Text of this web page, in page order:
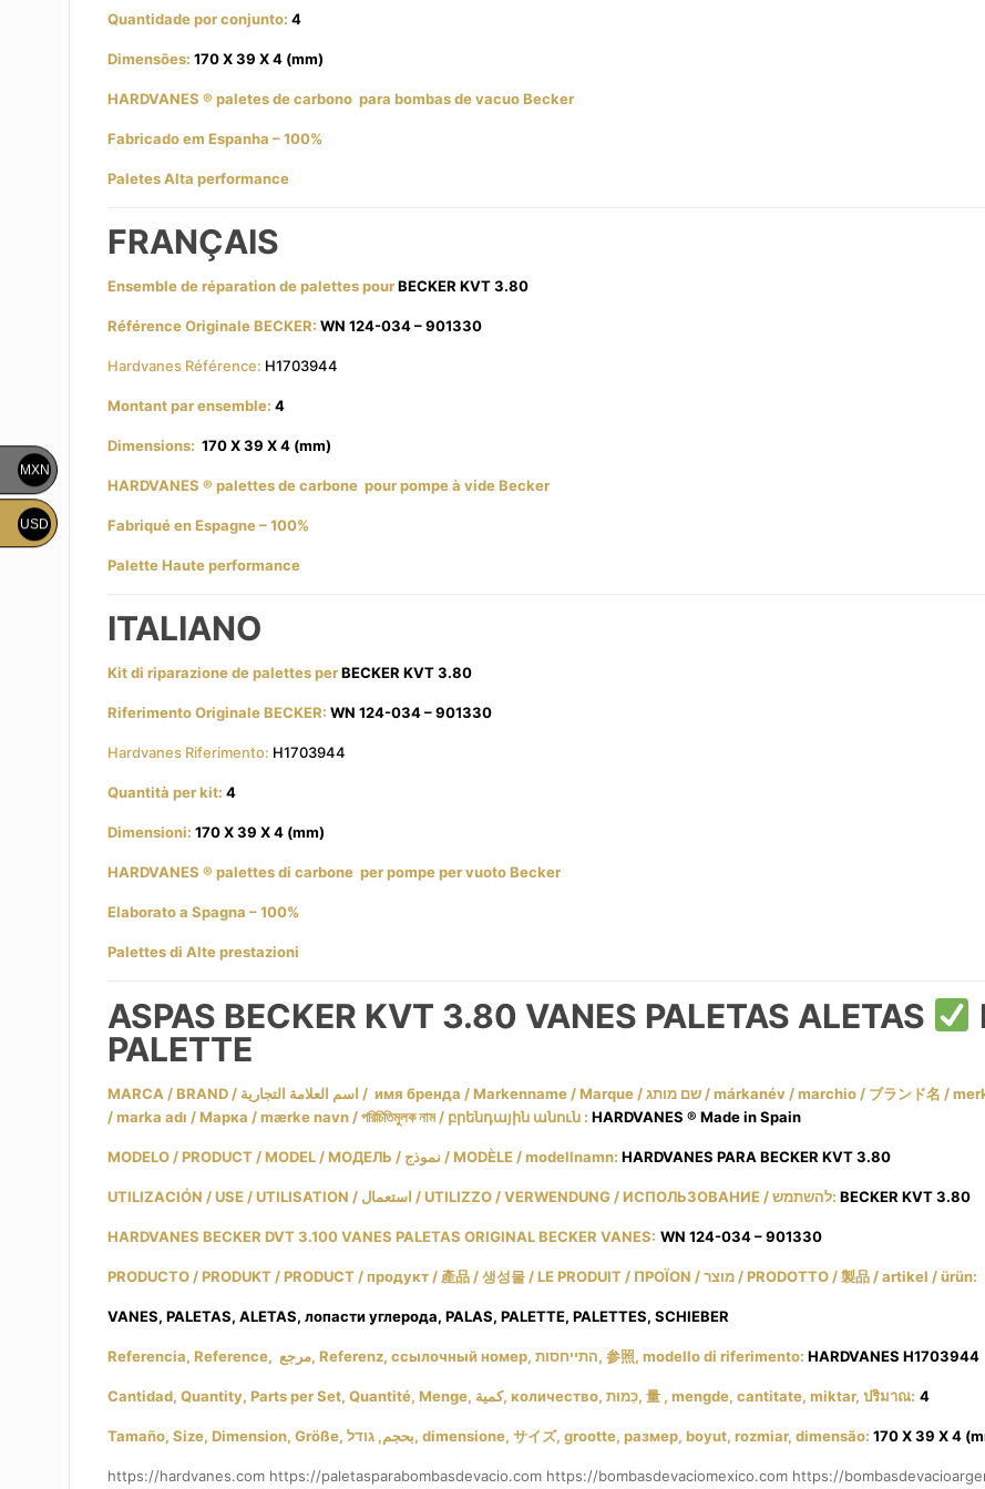
Quantidade por conjunto: 4
Dimensões:170 X 39 X 4 (mm)
HARDVANES® paletes de carbono para bombas de vacuo Becker
Fabricado em Espanha – 100%
Paletes Alta performance
FRANÇAIS
Ensemble de réparation de palettes pourBECKER KVT 3.80
Référence Originale BECKER: WN 124-034 – 901330
Hardvanes Référence: H1703944
Montant par ensemble:4
Dimensions:170 X 39 X 4 (mm)
HARDVANES® palettes de carbone pour pompe à vide Becker
Fabriqué en Espagne – 100%
Palette Haute performance
ITALIANO
Kit di riparazione de palettes perBECKER KVT 3.80
Riferimento Originale BECKER: WN 124-034 – 901330
Hardvanes Riferimento: H1703944
Quantità per kit:4
Dimensioni:170 X 39 X 4 (mm)
HARDVANES® palettes di carbone per pompe per vuoto Becker
Elaborato a Spagna – 100%
Palettes di Alte prestazioni
ASPAS BECKER KVT 3.80 VANES PALETAS ALETAS
PALETTE
MARCA / BRAND / اسم العلامة التجارية / имя бренда / Markenname / Marque / שם מותג / márkanév / marchio / ブランド名 / merknaam / Nazwa handlowa / nume de marcă / varumärke
/ marka adı / Марка / mærke navn / পরিচিতিমুলক নাম / բրենդային անուն :HARDVANES ® Made in Spain
MODELO / PRODUCT / MODEL / МОДЕЛЬ / نموذج / MODÈLE / modellnamn:HARDVANES PARA BECKER KVT 3.80
UTILIZACIÓN / USE / UTILISATION / استعمال / UTILIZZO / VERWENDUNG / ИСПОЛЬЗОВАНИЕ / להשתמש:BECKER KVT 3.80
HARDVANES BECKER DVT 3.100 VANES PALETAS ORIGINAL BECKER VANES: WN 124-034 – 901330
PRODUCTO / PRODUKT / PRODUCT / продукт / 產品 / 생성물 / LE PRODUIT / ΠΡΟΪΟΝ / מוצר / PRODOTTO / 製品 / artikel / ürün:
VANES, PALETAS, ALETAS, лопасти углерода, PALAS, PALETTE, PALETTES, SCHIEBER
Referencia, Reference, مرجع, Referenz, ссылочный номер, התייחסות, 参照, modello di riferimento: HARDVANES H1703944
Cantidad, Quantity, Parts per Set, Quantité, Menge, كمية, количество, כַּמוּת, 量 , mengde, cantitate, miktar, ปริมาณ: 4
Tamaño, Size, Dimension, Größe, بحجم, גודל, dimensione, サイズ, grootte, размер, boyut, rozmiar, dimensão:170 X 39 X 4
https://hardvanes.com https://paletasparabombasdevacio.com https://bombasdevaciomexico.com https://
MXN
USD